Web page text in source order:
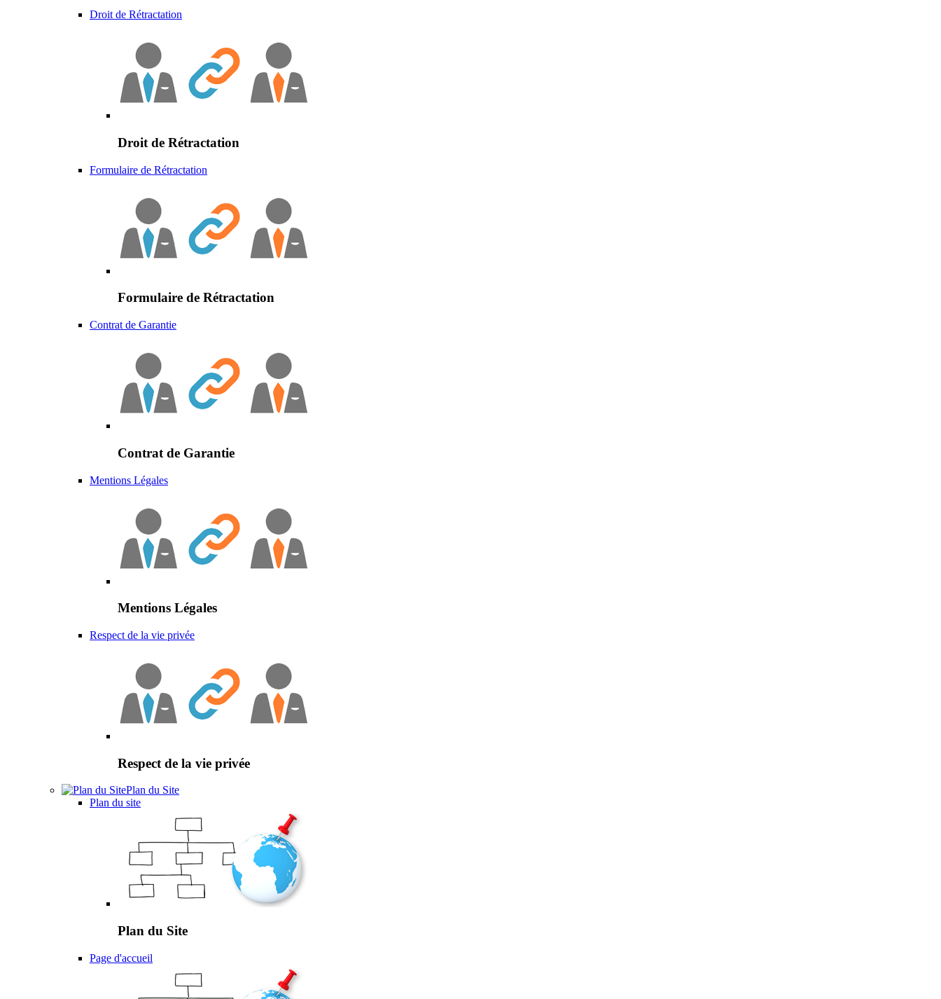
Droit de Rétractation
Droit de Rétractation
Formulaire de Rétractation
Formulaire de Rétractation
Contrat de Garantie
Contrat de Garantie
Mentions Légales
Mentions Légales
Respect de la vie privée
Respect de la vie privée
Plan du Site
Plan du site
Plan du Site
Page d'accueil